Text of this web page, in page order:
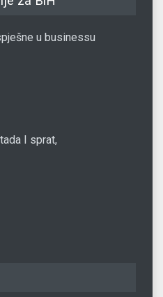
u businessu
I sprat,